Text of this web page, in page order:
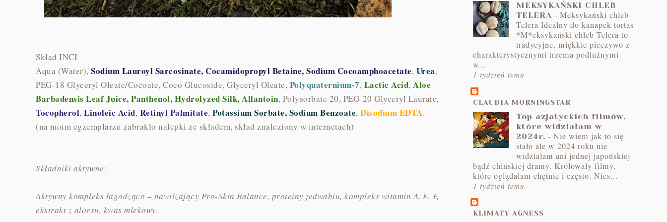
Skład INCI
Aqua (Water), Sodium Lauroyl Sarcosinate, Cocamidopropyl Betaine, Sodium Cocoamphoacetate, Urea,
PEG-18 Glyceryl Oleate/Cocoate, Coco Glucoside, Glyceryl Oleate, Polyquaternium-7, Lactic Acid, Aloe
Barbadensis Leaf Juice, Panthenol, Hydrolyzed Silk, Allantoin, Polysorbate 20, PEG-20 Glyceryl Laurate,
Tocopherol, Linoleic Acid, Retinyl Palmitate, Potassium Sorbate, Sodium Benzoate, Disodium EDTA.
(na moim egzemplarzu zabrakło nalepki ze składem, skład znaleziony w internetach)
Składniki aktywne:
Aktywny kompleks łagodząco – nawilżający Pro-Skin Balance, proteiny jedwabiu, kompleks witamin A, E, F,
ekstrakt z aloesu, kwas mlekowy.
MEKSYKAŃSKI CHLEB
TELERA - Meksykański chleb
Telera Idealny do kanapek tortas
*M*eksykański chleb Telera to
tradycyjne, miękkie pieczywo z
charakterystycznymi trzema podłużnymi
w...
1 tydzień temu
CLAUDIA MORNINGSTAR
Top azjatyckich filmów,
które widziałam w
2024r. - Nie wiem jak to się
stało ale w 2024 roku nie
widziałam ani jednej japońskiej
bądź chińskiej dramy. Królowały filmy,
które oglądałam chętnie i często. Nies...
1 tydzień temu
KLIMATY AGNESS